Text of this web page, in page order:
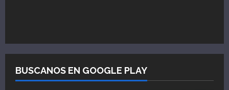
BUSCANOS EN GOOGLE PLAY